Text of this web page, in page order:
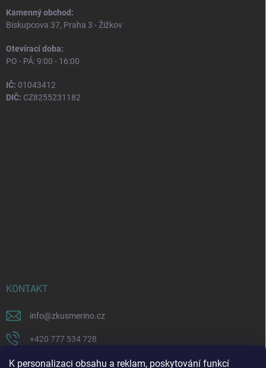
K personalizaci obsahu a reklam, poskytování funkcí
Kamenný obchod:
Biskupcova 37, Praha 3 - Žižkov
Otevírací doba:
PO - PÁ: 9:00 - 16:00
IČ: 01043412
DIČ: CZ8255231182
KONTAKT
info@zkusmerino.cz
+420 777 534 728
https://www.facebook.com/zkusmerino/